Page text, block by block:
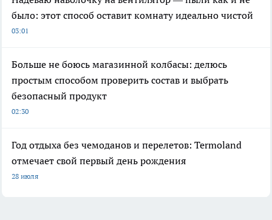
было: этот способ оставит комнату идеально чистой
03:01
Больше не боюсь магазинной колбасы: делюсь
простым способом проверить состав и выбрать
безопасный продукт
02:30
Год отдыха без чемоданов и перелетов: Termoland
отмечает свой первый день рождения
28 июля